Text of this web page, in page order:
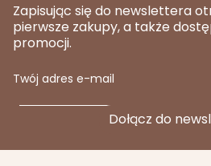
Zapisując się do newslettera
pierwsze zakupy, a także
promocji.
Twój adres e-mail